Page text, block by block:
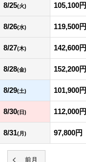
8/25(火) 105,100円
8/26(水) 119,500円
8/27(木) 142,600円
8/28(金) 152,200円
8/29(土) 101,900円
8/30(日) 112,000円
8/31(月) 97,800円